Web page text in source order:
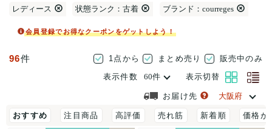
レディース 状態ランク：古着 ブランド：courreges
会員登録でお得なクーポンをゲットしよう！
96件 1点から まとめ売り
販売中のみ
表示件数
表示切替
お届け先
おすすめ 注目商品 高評価 売れ筋 新着順 価格が